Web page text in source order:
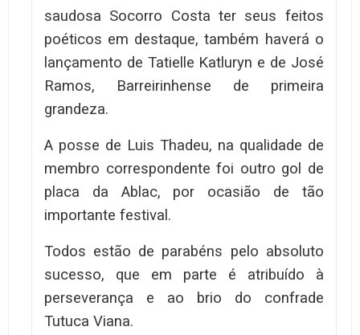
saudosa Socorro Costa ter seus feitos
poéticos em destaque, também haverá o
lançamento de Tatielle Katluryn e de José
Ramos, Barreirinhense de primeira
grandeza.
A posse de Luis Thadeu, na qualidade de
membro correspondente foi outro gol de
placa da Ablac, por ocasião de tão
importante festival.
Todos estão de parabéns pelo absoluto
sucesso, que em parte é atribuído à
perseverança e ao brio do confrade
Tutuca Viana.